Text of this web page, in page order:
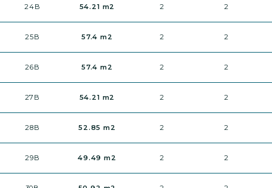
24B 54.21 m2 2 2
25B 57.4 m2 2 2
26B 57.4 m2 2 2
27B 54.21 m2 2 2
28B 52.85 m2 2 2
29B 49.49 m2 2 2